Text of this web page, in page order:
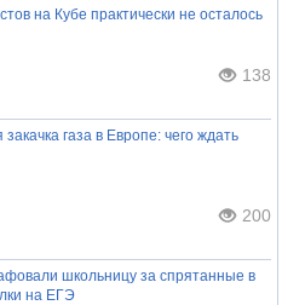
на Кубе практически не осталось
138
закачка газа в Европе: чего ждать
200
школьницу за спрятанные в
на ЕГЭ